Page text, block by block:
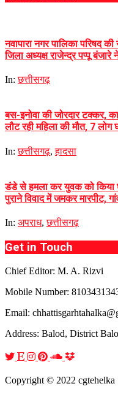
नवापारा नगर पालिका परिषद
जिला अध्यक्ष राजेन्द्र पप्पू
In: छत्तीसगढ़
बस-इनोवा की जोरदार टक्कर,
लौट रही महिला की मौत, 7
In: छत्तीसगढ़,हादसा
डंडे से हमला कर युवक को किया
पुराने विवाद में जमकर मारपीट,
In: अपराध,छत्तीसगढ़
Get in Touch
Chief Editor: M. A. Rizvi
Mobile Number:
Email:
Address: Balod, District
Copyright © 2022 cgtehelka